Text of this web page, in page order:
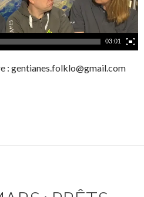
03:01
: gentianes.folklo@gmail.com